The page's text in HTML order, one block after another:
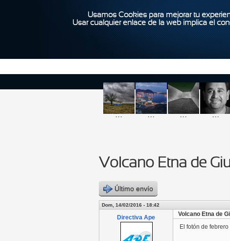
Usamos Cookies para mejorar tu
Usar cualquier enlace de la web implica el
... ... ... ...
Volcano Etna de
Último envío
Dom, 14/02/2016 - 18:42
Directiva Ape
Volcano Etna de
El fotón de febrero